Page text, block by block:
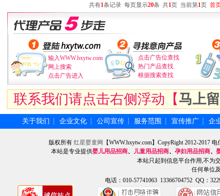
共有1条记录 每页显示20条 共1页 当前第1页 首
输入WWW.hxytw.com
网上搜索
点击广告进入
点击广告位查找
热门产品查找
根据搜索查找
联系我们请点击右侧浮动【马上
关于我们 ┆ 企业文化 ┆ 公司宣传 ┆ 服务范围 ┆ 宣传推广 ┆ 企
版权所有 红星婴童网
【WWW.hxytw.com】CopyRight 2012-2017
本站是专业提供婴儿用品招商、 儿童用品招商、 孕妇用品招商、
本站只起到信息平台作用,不为
任何单位
电话：010-57741063 13366704752 QQ：